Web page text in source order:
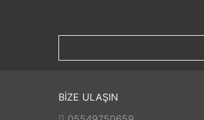
BİZE ULAŞIN